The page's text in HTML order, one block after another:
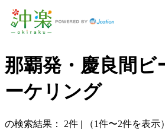
那覇発・慶良間ビ
ーケリング
の検索結果： 2件 |
（1件〜2件を表示）